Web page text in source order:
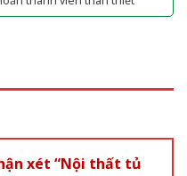
xét “Nội thất tủ